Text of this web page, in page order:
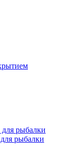
рыбалки
рыбалки